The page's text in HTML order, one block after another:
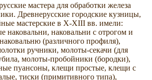
мастера для обработки железа
Древнерусские городские кузницы,
мастерские в X-XIII вв. имели:
наковальни, наковальни с отрогом и
(различного профиля),
ручники, молоты-секачи (для
молоты-пробойники (бородки),
пуансоны, клещи простые, клещи с
тиски (примитивного типа),